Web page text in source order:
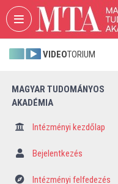
Fejléc kihagyása Menü kihagyása
VIDEOTORIUM
MAGYAR TUDOMÁNYOS
AKADÉMIA
Intézményi kezdőlap
Bejelentkezés
Intézményi felfedezés